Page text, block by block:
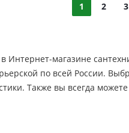
1 2 3
Интернет-магазине
по всей России.
Также вы всегда